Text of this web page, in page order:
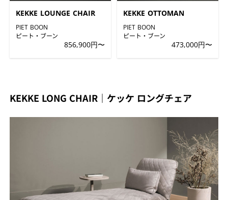
KEKKE LOUNGE CHAIR
PIET BOON
ピート・ブーン
856,900円〜
KEKKE OTTOMAN
PIET BOON
ピート・ブーン
473,000円〜
KEKKE LONG CHAIR｜ケッケ ロングチェア